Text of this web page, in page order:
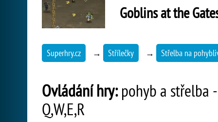
Goblins at the
Superhry.cz → Střílečky → Střelba na
Ovládání hry:pohyb a střelba
Q,W,E,R